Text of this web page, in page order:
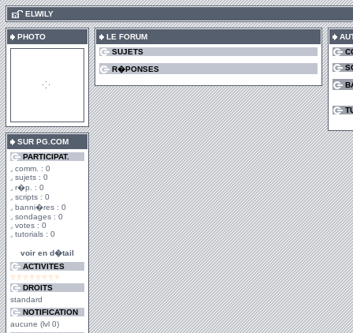
ELWILY
PHOTO
SUR PG.COM
PARTICIPAT.
comm. : 0
sujets : 0
r�p. : 0
scripts : 0
banni�res : 0
sondages : 0
votes : 0
tutorials : 0
voir en d�tail
ACTIVITES
DROITS
standard
NOTIFICATION
aucune (lvl 0)
LE FORUM
SUJETS
R�PONSES